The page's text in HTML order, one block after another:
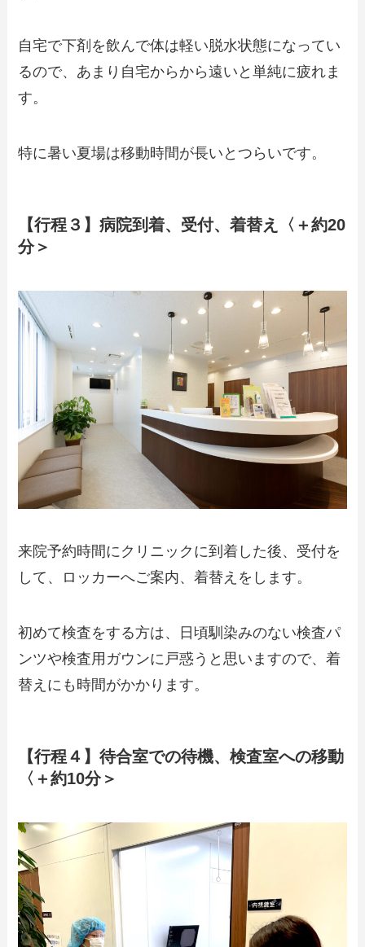
自宅で下剤を飲んで体は軽い脱水状態になってい
るので、あまり自宅からから遠いと単純に疲れま
す。
特に暑い夏場は移動時間が長いとつらいです。
【行程３】病院到着、受付、着替え〈＋約20
分＞
来院予約時間にクリニックに到着した後、受付を
して、ロッカーへご案内、着替えをします。
初めて検査をする方は、日頃馴染みのない検査パ
ンツや検査用ガウンに戸惑うと思いますので、着
替えにも時間がかかります。
【行程４】待合室での待機、検査室への移動
〈＋約10分＞